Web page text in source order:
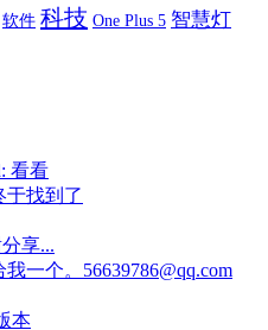
软件 科技 One Plus 5 智慧灯
看看
于找到了
享...
一个。56639786@qq.com
本